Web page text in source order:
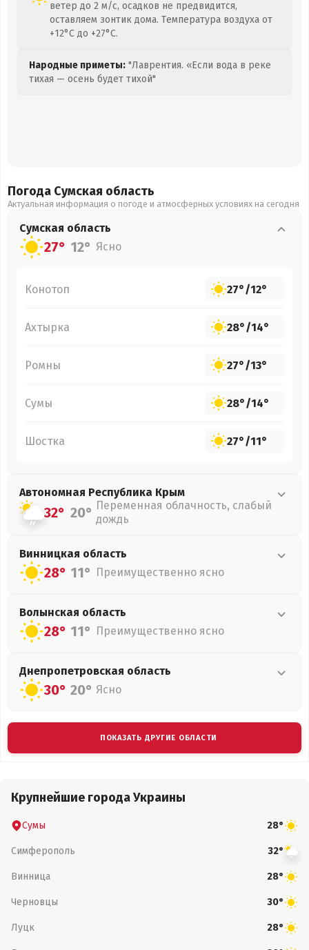
ветер до 2 м/с, осадков не предвидится,
оставляем зонтик дома. Температура воздуха от
+12°C до +27°C.
Народные приметы: "Лаврентия. «Если вода в реке
тихая — осень будет тихой"
Погода Сумская область
Актуальная информация о погоде и атмосферных условиях на сегодня
Сумская область
27° 12° Ясно
Конотоп 27°/12°
Ахтырка 28°/14°
Ромны 27°/13°
Сумы 28°/14°
Шостка 27°/11°
Автономная Республика Крым
32° 20° Переменная облачность, слабый
дождь
Винницкая область
28° 11° Преимущественно ясно
Волынская область
28° 11° Преимущественно ясно
Днепропетровская область
30° 20° Ясно
ПОКАЗАТЬ ДРУГИЕ ОБЛАСТИ
Крупнейшие города Украины
Сумы 28°
Симферополь 32°
Винница 28°
Черновцы 30°
Луцк 28°